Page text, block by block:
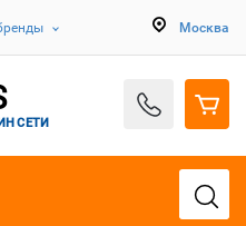
Москва
СЕТИ